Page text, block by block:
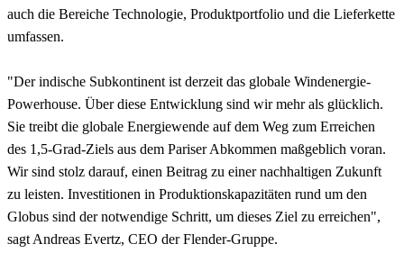
auch die Bereiche Technologie, Produktportfolio und die Lieferkette
umfassen.
"Der indische Subkontinent ist derzeit das globale Windenergie-
Powerhouse. Über diese Entwicklung sind wir mehr als glücklich.
Sie treibt die globale Energiewende auf dem Weg zum Erreichen
des 1,5-Grad-Ziels aus dem Pariser Abkommen maßgeblich voran.
Wir sind stolz darauf, einen Beitrag zu einer nachhaltigen Zukunft
zu leisten. Investitionen in Produktionskapazitäten rund um den
Globus sind der notwendige Schritt, um dieses Ziel zu erreichen",
sagt Andreas Evertz, CEO der Flender-Gruppe.